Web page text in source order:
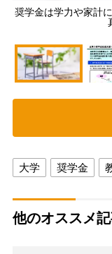
奨学金は学力や家計
大学 奨学金
他のオススメ